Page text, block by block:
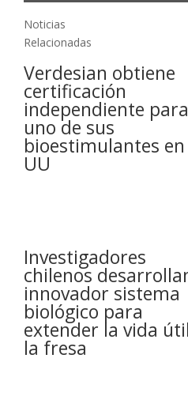
Noticias
Relacionadas
Verdesian obtiene
certificación
independiente para
uno de sus
bioestimulantes en
UU
Investigadores
chilenos
innovador sistema
biológico para
extender la vida
la fresa